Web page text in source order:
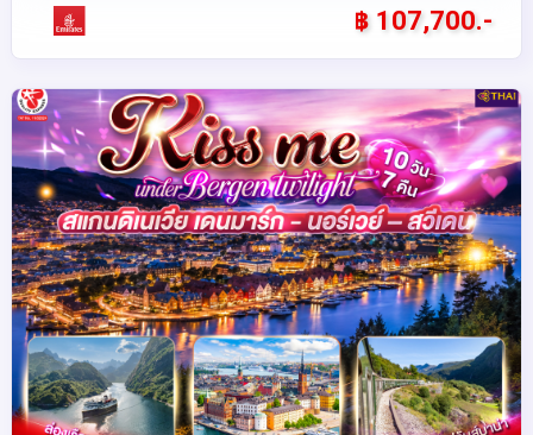
฿ 107,700.-